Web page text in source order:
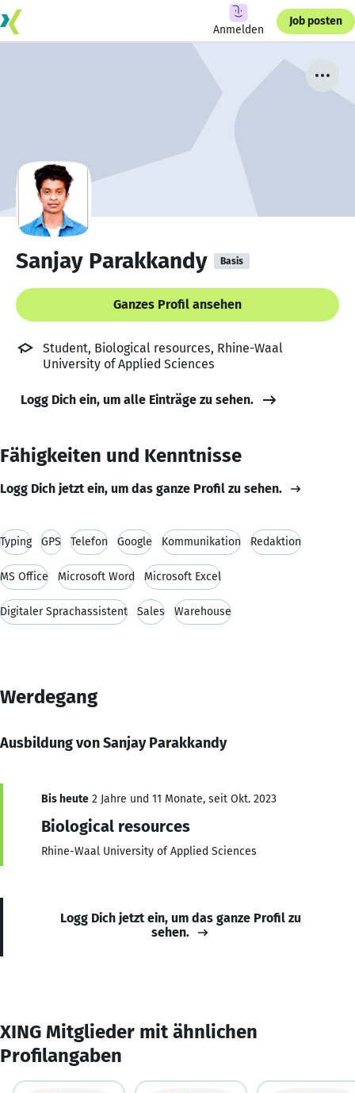
Anmelden
Job posten
Sanjay Parakkandy Basis
Ganzes Profil ansehen
Student, Biological resources, Rhine-Waal
University of Applied Sciences
Logg Dich ein, um alle Einträge zu sehen.
Fähigkeiten und Kenntnisse
Logg Dich jetzt ein, um das ganze Profil zu sehen.
Typing GPS Telefon Google Kommunikation Redaktion
MS Office Microsoft Word Microsoft Excel
Digitaler Sprachassistent Sales Warehouse
Werdegang
Ausbildung von Sanjay Parakkandy
Bis heute 2 Jahre und 11 Monate, seit Okt. 2023
Biological resources
Rhine-Waal University of Applied Sciences
Logg Dich jetzt ein, um das ganze Profil zu
sehen.
XING Mitglieder mit ähnlichen
Profilangaben